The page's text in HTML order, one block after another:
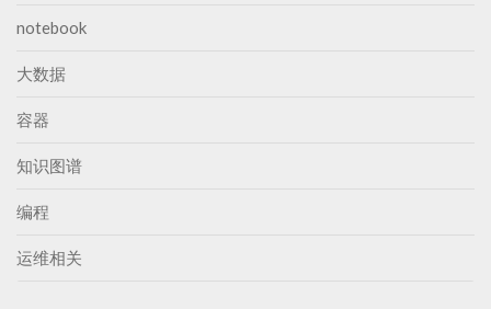
notebook
大数据
容器
知识图谱
编程
运维相关